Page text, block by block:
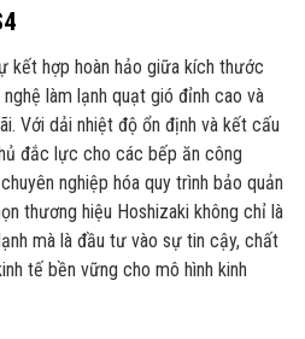
kết hợp hoàn hảo giữa kích thước
làm lạnh quạt gió đỉnh cao và
Với dải nhiệt độ ổn định và kết cấu
đắc lực cho các bếp ăn công
nghiệp hóa quy trình bảo quản
thương hiệu Hoshizaki không chỉ là
mà là đầu tư vào sự tin cậy, chất
tế bền vững cho mô hình kinh